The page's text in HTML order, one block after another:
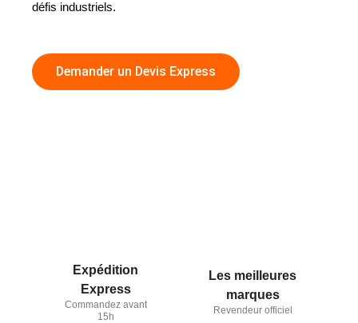
défis industriels.
Demander un Devis Express
Expédition
Express
Commandez avant
15h
Les meilleures
marques
Revendeur officiel